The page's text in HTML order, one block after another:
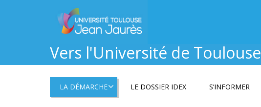
Vers l'Université de Toulouse
LA DÉMARCHE LE DOSSIER IDEX S’INFORMER